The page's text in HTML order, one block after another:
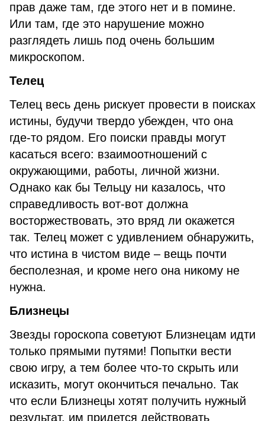
прав даже там, где этого нет и в помине.
Или там, где это нарушение можно
разглядеть лишь под очень большим
микроскопом.
Телец
Телец весь день рискует провести в поисках
истины, будучи твердо убежден, что она
где-то рядом. Его поиски правды могут
касаться всего: взаимоотношений с
окружающими, работы, личной жизни.
Однако как бы Тельцу ни казалось, что
справедливость вот-вот должна
восторжествовать, это вряд ли окажется
так. Телец может с удивлением обнаружить,
что истина в чистом виде – вещь почти
бесполезная, и кроме него она никому не
нужна.
Близнецы
Звезды гороскопа советуют Близнецам идти
только прямыми путями! Попытки вести
свою игру, а тем более что-то скрыть или
исказить, могут окончиться печально. Так
что если Близнецы хотят получить нужный
результат, им придется действовать